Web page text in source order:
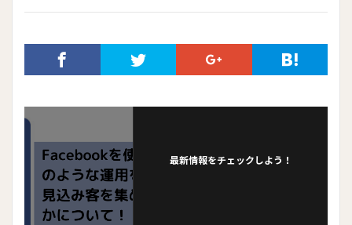
最新情報をチェックしよう！